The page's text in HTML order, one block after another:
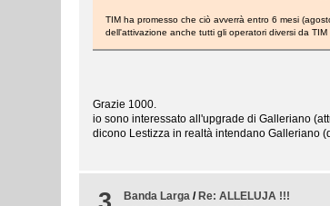
TIM ha promesso che ciò avverrà entro 6 mesi
dell'attivazione anche tutti gli operatori diversi da
Grazie 1000.
io sono interessato all'upgrade di Galleriano
dicono Lestizza in realtà intendano Galleriano
Banda Larga / Re: ALLELUJA !!!